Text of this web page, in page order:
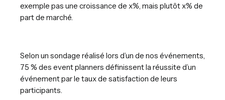
exemple pas une croissance de x%, mais plutôt x% de
part de marché.
Selon un sondage réalisé lors d’un de nos événements,
75 % des event planners définissent la réussite d’un
événement par le taux de satisfaction de leurs
participants.